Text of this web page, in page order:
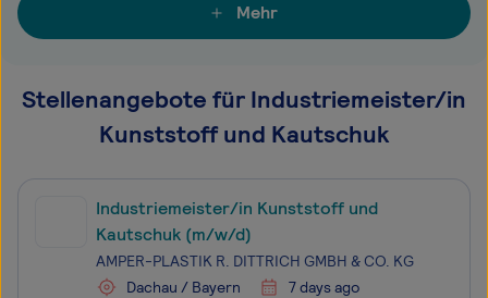
Mehr
Stellenangebote für Industriemeister/in
Kunststoff und Kautschuk
Industriemeister/in Kunststoff und
Kautschuk (m/w/d)
AMPER-PLASTIK R. DITTRICH GMBH & CO. KG
Dachau / Bayern
7 days ago